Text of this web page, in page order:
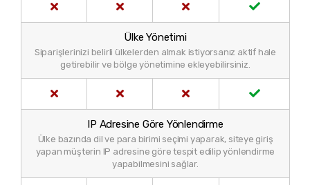
Ülke Yönetimi
Siparişlerinizi belirli ülkelerden almak istiyorsanız aktif hale
getirebilir ve bölge yönetimine ekleyebilirsiniz.
IP Adresine Göre Yönlendirme
Ülke bazında dil ve para birimi seçimi yaparak, siteye giriş
yapan müşterin IP adresine göre tespit edilip yönlendirme
yapabilmesini sağlar.